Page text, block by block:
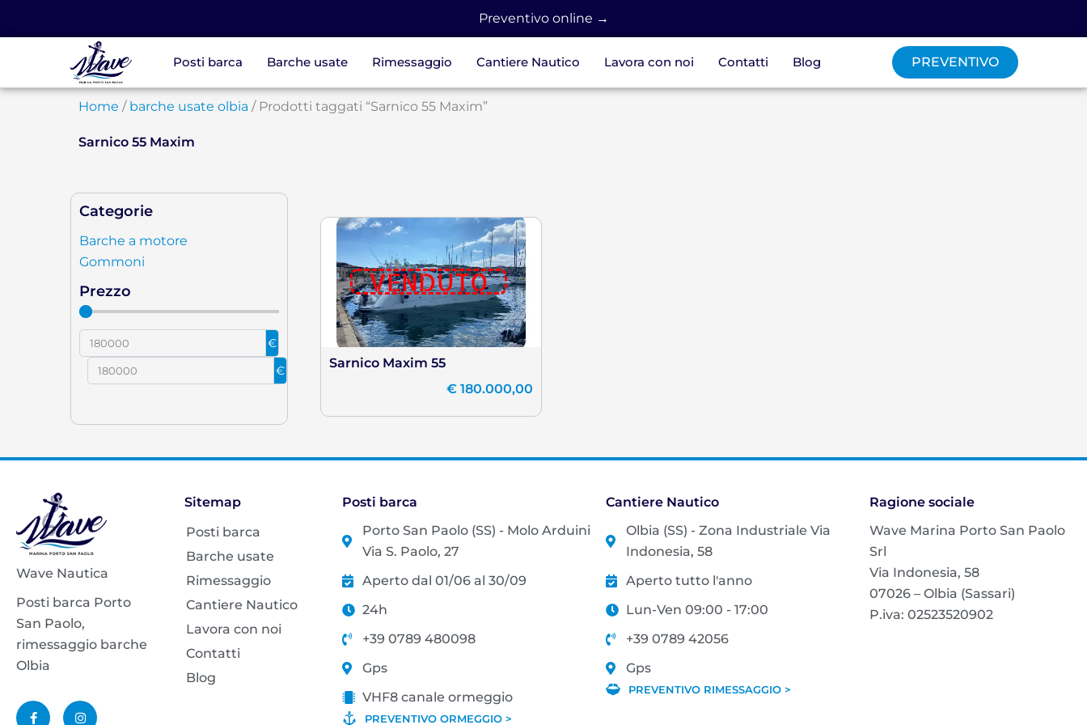
Preventivo online →
Posti barca Barche usate Rimessaggio Cantiere Nautico Lavora con noi Contatti Blog PREVENTIVO
Home / barche usate olbia / Prodotti taggati “Sarnico 55 Maxim”
Sarnico 55 Maxim
Categorie
Barche a motore
Gommoni
Prezzo
€
€
VENDUTO
Sarnico Maxim 55
€180.000,00
Wave Nautica
Posti barca Porto
San Paolo,
rimessaggio barche
Olbia
a
c
n
s
Sitemap
Posti barca
Barche usate
Rimessaggio
Cantiere Nautico
Lavora con noi
Contatti
Blog
Posti barca
Porto San Paolo (SS) - Molo Arduini
Via S. Paolo, 27
Aperto dal 01/06 al 30/09
24h
+39 0789 480098
Gps
VHF8 canale ormeggio
PREVENTIVO ORMEGGIO >
Cantiere Nautico
Olbia (SS) - Zona Industriale Via
Indonesia, 58
Aperto tutto l'anno
Lun-Ven 09:00 - 17:00
+39 0789 42056
Gps
PREVENTIVO RIMESSAGGIO >
Ragione sociale
Wave Marina Porto San Paolo
Srl
Via Indonesia, 58
07026 – Olbia (Sassari)
P.iva: 02523520902